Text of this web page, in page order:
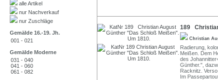
alle Artikel
nur Nachverkauf
nur Zuschläge
Gemälde 16.-19. Jh.
001 - 021
Gemälde Moderne
031 - 040
041 - 060
061 - 082
189
Christian
Radierung,
Meißen. Dem
des
Günther.",
Racknitz.
Im